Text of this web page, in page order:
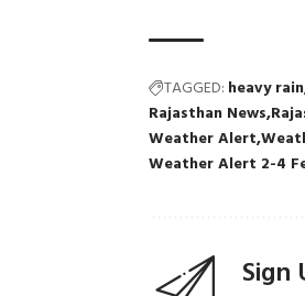
TAGGED: heavy rain
Rajasthan News
Weather Alert
Weather Alert 2-4